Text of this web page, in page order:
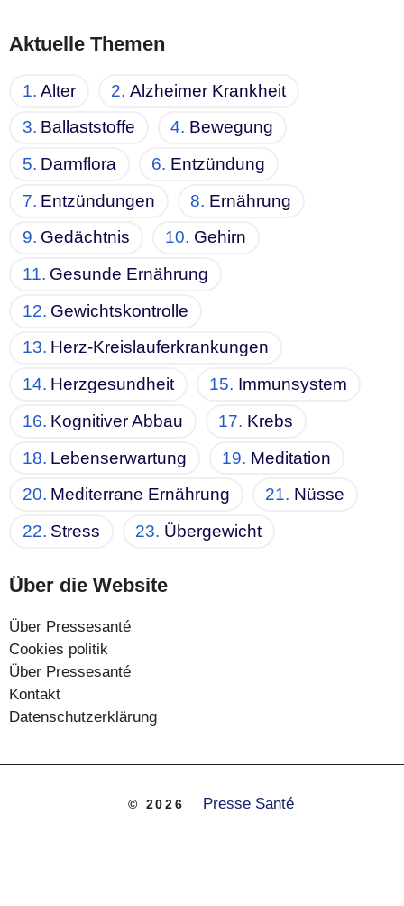
Aktuelle Themen
Alter
Alzheimer Krankheit
Ballaststoffe
Bewegung
Darmflora
Entzündung
Entzündungen
Ernährung
Gedächtnis
Gehirn
Gesunde Ernährung
Gewichtskontrolle
Herz-Kreislauferkrankungen
Herzgesundheit
Immunsystem
Kognitiver Abbau
Krebs
Lebenserwartung
Meditation
Mediterrane Ernährung
Nüsse
Stress
Übergewicht
Über die Website
Über Pressesanté
Cookies politik
Über Pressesanté
Kontakt
Datenschutzerklärung
© 2026 Presse Santé